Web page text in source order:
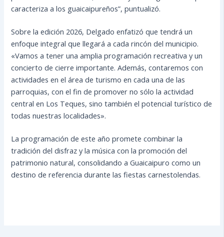
caracteriza a los guaicaipureños”, puntualizó.
Sobre la edición 2026, Delgado enfatizó que tendrá un
enfoque integral que llegará a cada rincón del municipio.
«Vamos a tener una amplia programación recreativa y un
concierto de cierre importante. Además, contaremos con
actividades en el área de turismo en cada una de las
parroquias, con el fin de promover no sólo la actividad
central en Los Teques, sino también el potencial turístico de
todas nuestras localidades».
La programación de este año promete combinar la
tradición del disfraz y la música con la promoción del
patrimonio natural, consolidando a Guaicaipuro como un
destino de referencia durante las fiestas carnestolendas.